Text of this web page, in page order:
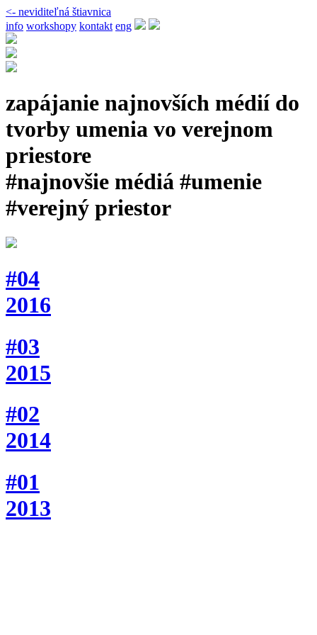
<- neviditeľná štiavnica
info workshopy kontakt eng
zapájanie najnovších médií do
tvorby umenia vo verejnom
priestore
#najnovšie médiá #umenie
#verejný priestor
#04
2016
#03
2015
#02
2014
#01
2013